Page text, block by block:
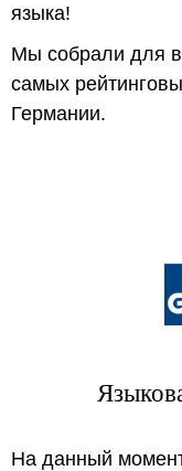
языка!
Мы собрали для
самых
Германии.
На данный